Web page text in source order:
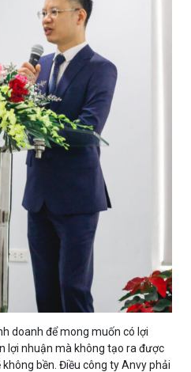
doanh để mong muốn có lợi
lợi nhuận mà không tạo ra được
bền. Điều công ty Anvy phải